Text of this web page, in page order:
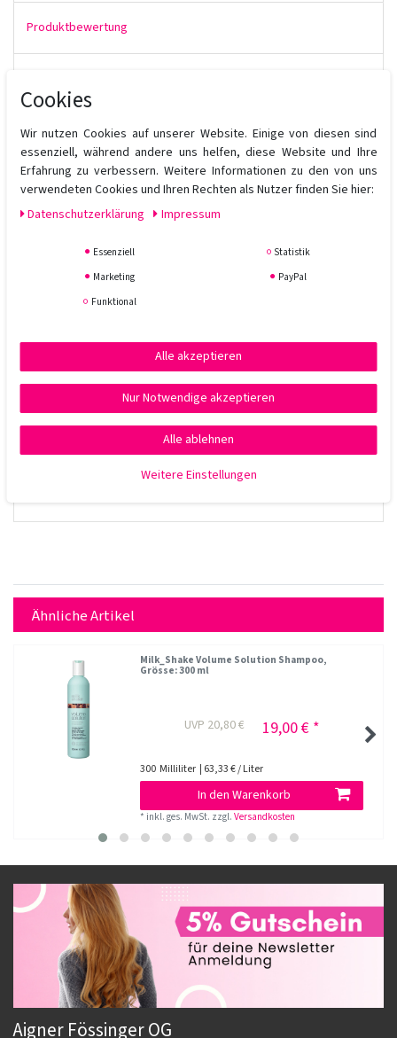
Produktbewertung
DieMilk Shake Volume Solution Volumizing Conditioner
feuchtigkeitsregulierend, pflegend und verdichtet den
Haardurchmesser, um Spliss zu reduzieren. Aloe Vera wirkt
beruhigend auf Kopfhaut und Haar, die feuchtigkeitsgebende
Wirkung von Glycerin sichert die Balance der Feuchtigkeit im
Haar und auf der Kopfhaut. Die Flexibilität der Haare wird durch
die pflegenden Eigenschaften des Guarkernmehls gesteigert.
Auf nassem Haar anwenden, aufschäumen und ausspülen. Bei
Bedarf wiederholen.
Ähnliche Artikel
Milk_Shake Volume Solution Shampoo,
Grösse: 300 ml
UVP 20,80 € 19,00 € *
300 Milliliter | 63,33 € / Liter
In den Warenkorb
* inkl. ges. MwSt. zzgl.Versandkosten
Aigner Fössinger OG
Cookies
Wir nutzen Cookies auf unserer Website. Einige von diesen sind
essenziell, während andere uns helfen, diese Website und Ihre
Erfahrung zu verbessern. Weitere Informationen zu den von uns
verwendeten Cookies und Ihren Rechten als Nutzer finden Sie hier:
Daten­schutz­erklärung
Impressum
Essenziell
Statistik
Marketing
PayPal
Funktional
Alle akzeptieren
Nur Notwendige akzeptieren
Alle ablehnen
Weitere Einstellungen